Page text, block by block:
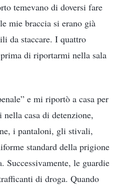
temevano di doversi fare
mie braccia si erano già
da staccare. I quattro
di riportarmi nella sala
e mi riportò a casa per
casa di detenzione,
i pantaloni, gli stivali,
standard della prigione
Successivamente, le guardie
di droga. Quando